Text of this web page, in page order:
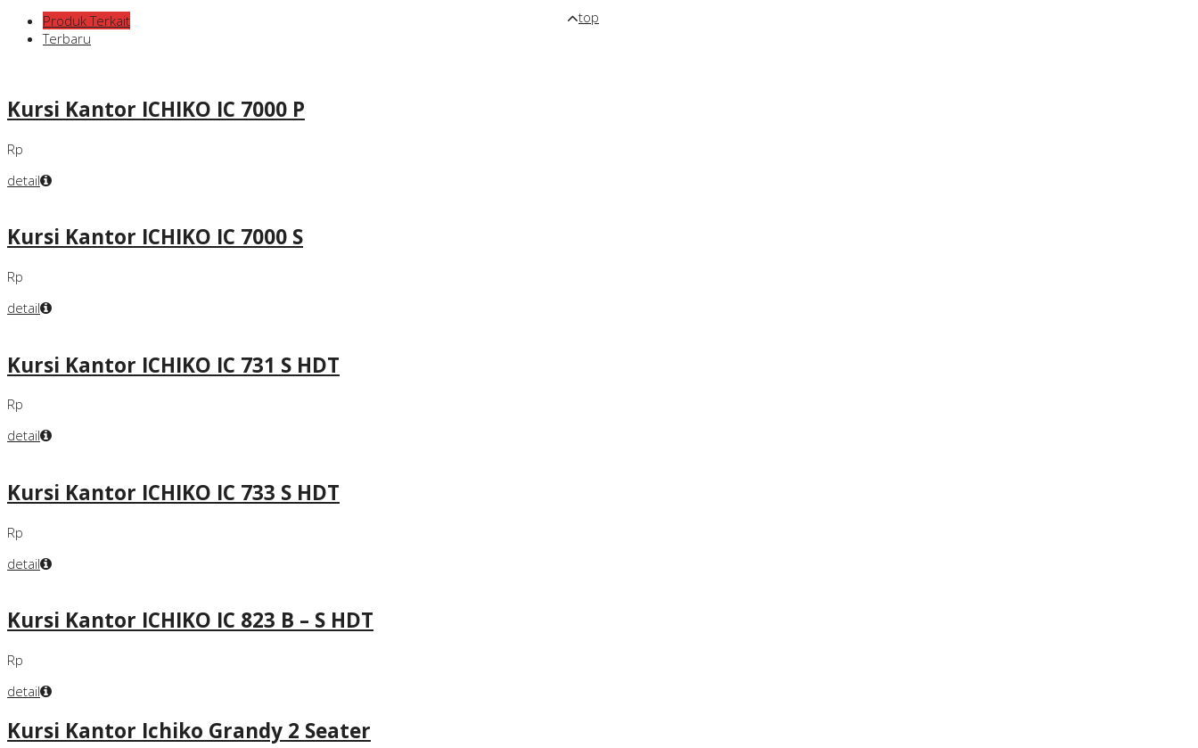
Produk Terkait
Terbaru
Kursi Kantor ICHIKO IC 7000 P
Rp
detail
Kursi Kantor ICHIKO IC 7000 S
Rp
detail
Kursi Kantor ICHIKO IC 731 S HDT
Rp
detail
Kursi Kantor ICHIKO IC 733 S HDT
Rp
detail
Kursi Kantor ICHIKO IC 823 B – S HDT
Rp
detail
Kursi Kantor Ichiko Grandy 2 Seater
top